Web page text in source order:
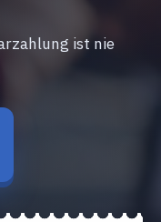
ist nie